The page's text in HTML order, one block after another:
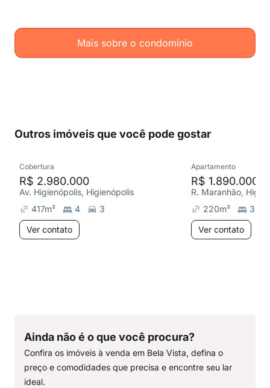
Mais sobre o condomínio
Outros imóveis que você pode gostar
Cobertura
R$ 2.980.000
Av. Higienópolis, Higienópolis
417m² 4
3
Ver contato
Apartamento
R$ 1.890.000
R. Maranhão,
220m²
3
Ver contato
Ainda não é o que você procura?
Confira os imóveis à venda em Bela Vista, defina o
preço e comodidades que precisa e encontre seu lar
ideal.